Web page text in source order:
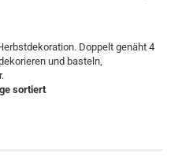
Doppelt genäht 4
und basteln,
sortiert